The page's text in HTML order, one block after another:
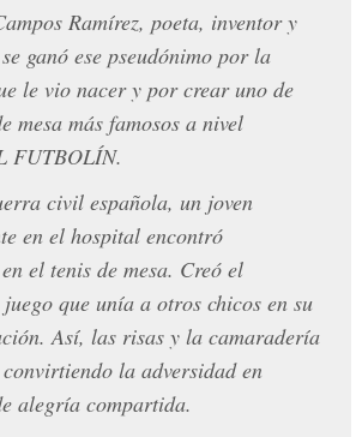
Ramírez, poeta, inventor y
ganó ese pseudónimo por la
le vio nacer y por crear uno de
mesa más famosos a nivel
FUTBOLÍN.
civil española, un joven
en el hospital encontró
el tenis de mesa. Creó el
que unía a otros chicos en su
Así, las risas y la camaradería
la adversidad en
alegría compartida.